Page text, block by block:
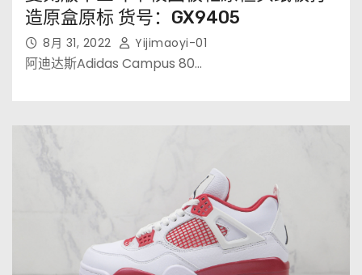
造原盒原标 货号：GX9405
8月 31, 2022 Yijimaoyi-01
阿迪达斯Adidas Campus 80…